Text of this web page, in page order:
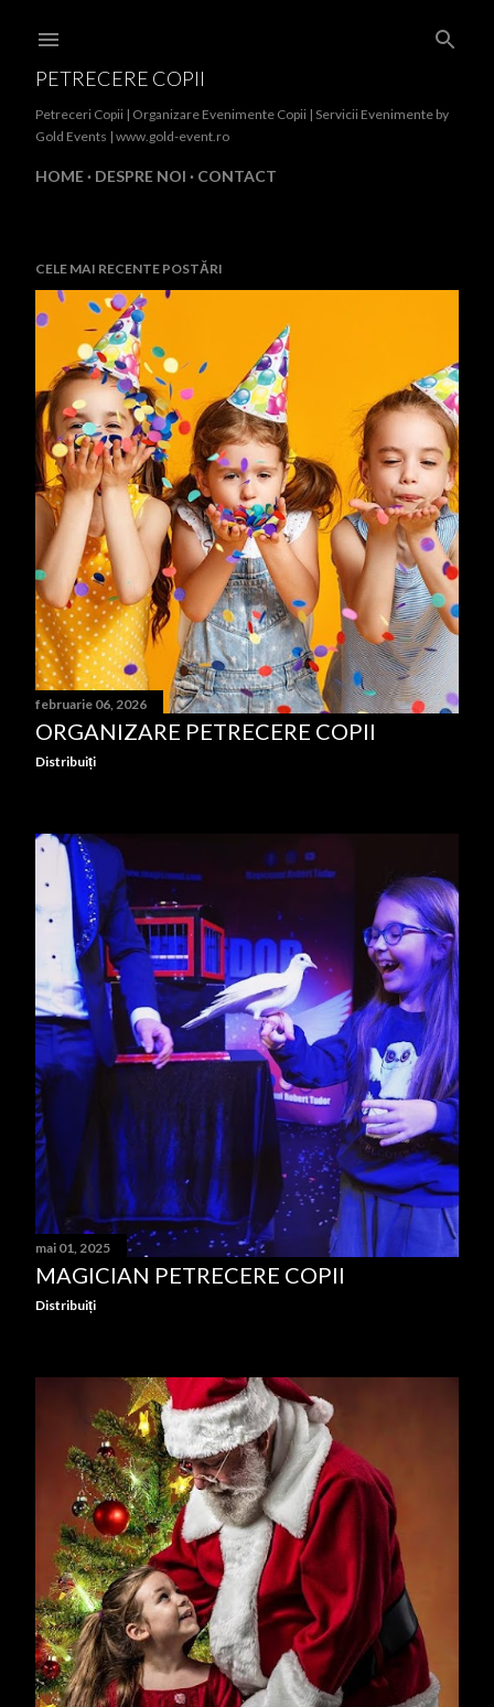
PETRECERE COPII
Petreceri Copii | Organizare Evenimente Copii | Servicii Evenimente by
Gold Events | www.gold-event.ro
HOME DESPRE NOI CONTACT
P
s
t
ă
r
i
CELE MAI RECENTE POSTĂRI
februarie 06, 2026
ORGANIZARE PETRECERE COPII
Distribuiți
mai 01, 2025
MAGICIAN PETRECERE COPII
Distribuiți